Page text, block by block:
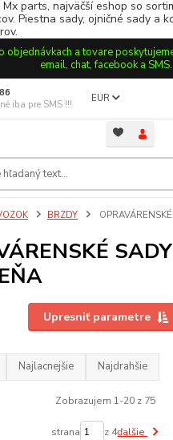
parts, najväčší eshop so
Piestna sady, ojničné sady a
objednávkach a tovare
email, chat, facebook a SMS.
EUR
iba pre SMS !!!
BRZDY
SADY
Upresniť parametre
Najlacnejšie Najdrahšie
Zobrazujem 1-20 z 75
strana z 4ďalšie